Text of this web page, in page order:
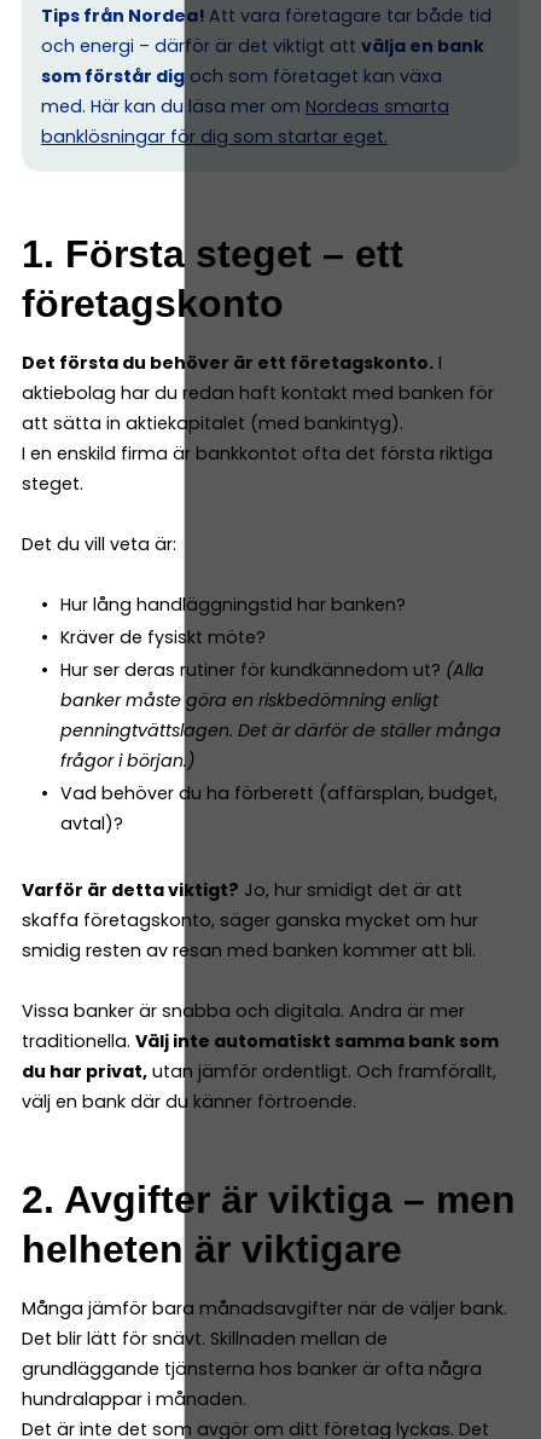
Tips från Nordea! Att vara företagare tar både tid
och energi – därför är det viktigt att välja en bank
som förstår dig och som företaget kan växa
med. Här kan du läsa mer om Nordeas smarta
banklösningar för dig som startar eget.
1. Första steget – ett
företagskonto
Det första du behöver är ett företagskonto. I
aktiebolag har du redan haft kontakt med banken för
att sätta in aktiekapitalet (med bankintyg).
I en enskild firma är bankkontot ofta det första riktiga
steget.
Det du vill veta är:
Hur lång handläggningstid har banken?
Kräver de fysiskt möte?
Hur ser deras rutiner för kundkännedom ut? (Alla
banker måste göra en riskbedömning enligt
penningtvättslagen. Det är därför de ställer många
frågor i början.)
Vad behöver du ha förberett (affärsplan, budget,
avtal)?
Varför är detta viktigt? Jo, hur smidigt det är att
skaffa företagskonto, säger ganska mycket om hur
smidig resten av resan med banken kommer att bli.
Vissa banker är snabba och digitala. Andra är mer
traditionella. Välj inte automatiskt samma bank som
du har privat, utan jämför ordentligt. Och framförallt,
välj en bank där du känner förtroende.
2. Avgifter är viktiga – men
helheten är viktigare
Många jämför bara månadsavgifter när de väljer bank.
Det blir lätt för snävt. Skillnaden mellan de
grundläggande tjänsterna hos banker är ofta några
hundralappar i månaden.
Det är inte det som avgör om ditt företag lyckas. Det